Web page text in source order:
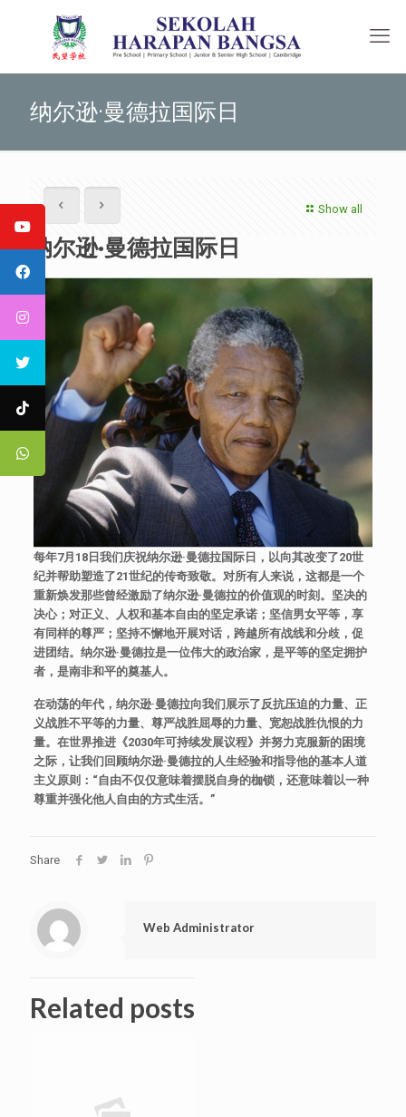
纳尔逊·曼德拉国际日
Show all
纳尔逊·曼德拉国际日
每年7月18日我们庆祝纳尔逊·曼德拉国际日，以向其改变了20世
纪并帮助塑造了21世纪的传奇致敬。对所有人来说，这都是一个
重新焕发那些曾经激励了纳尔逊·曼德拉的价值观的时刻。坚决的
决心；对正义、人权和基本自由的坚定承诺；坚信男女平等，享
有同样的尊严；坚持不懈地开展对话，跨越所有战线和分歧，促
进团结。纳尔逊·曼德拉是一位伟大的政治家，是平等的坚定拥护
者，是南非和平的奠基人。
在动荡的年代，纳尔逊·曼德拉向我们展示了反抗压迫的力量、正
义战胜不平等的力量、尊严战胜屈辱的力量、宽恕战胜仇恨的力
量。在世界推进《2030年可持续发展议程》并努力克服新的困境
之际，让我们回顾纳尔逊·曼德拉的人生经验和指导他的基本人道
主义原则：“自由不仅仅意味着摆脱自身的枷锁，还意味着以一种
尊重并强化他人自由的方式生活。”
Share
Web Administrator
Related posts